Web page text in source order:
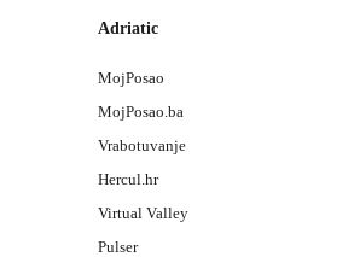
Adriatic
MojPosao
MojPosao.ba
Vrabotuvanje
Hercul.hr
Virtual Valley
Pulser